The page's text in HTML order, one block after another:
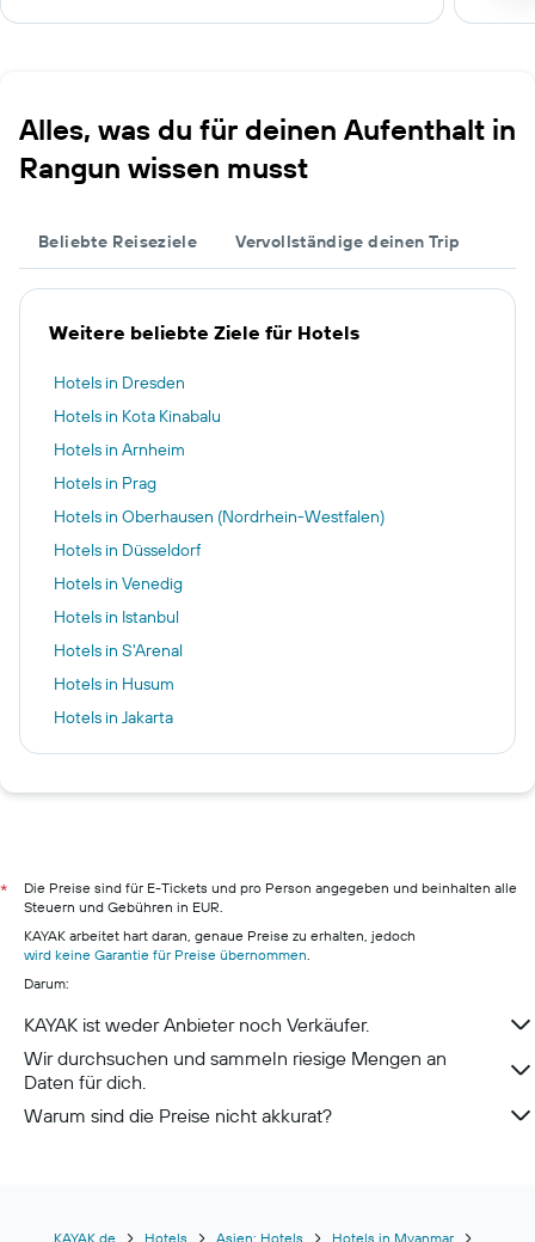
Alles, was du für deinen Aufenthalt in
Rangun wissen musst
Beliebte Reiseziele Vervollständige deinen Trip
Weitere beliebte Ziele für Hotels
Hotels in Dresden
Hotels in Kota Kinabalu
Hotels in Arnheim
Hotels in Prag
Hotels in Oberhausen (Nordrhein-Westfalen)
Hotels in Düsseldorf
Hotels in Venedig
Hotels in Istanbul
Hotels in S'Arenal
Hotels in Husum
Hotels in Jakarta
Hotels in München
Hotels in Hamburg
Hotels in Pillig
Hotels in Warnemünde
Hotels in Neustadt in Holstein
Hotels in Berchtesgaden
*
Die Preise sind für E-Tickets und pro Person angegeben und beinhalten alle
Steuern und Gebühren in EUR.
KAYAK arbeitet hart daran, genaue Preise zu erhalten, jedoch
wird keine Garantie für Preise übernommen.
Darum:
KAYAK ist weder Anbieter noch Verkäufer.
Wir durchsuchen und sammeln riesige Mengen an
Daten für dich.
Warum sind die Preise nicht akkurat?
KAYAK.de Hotels Asien: Hotels Hotels in Myanmar